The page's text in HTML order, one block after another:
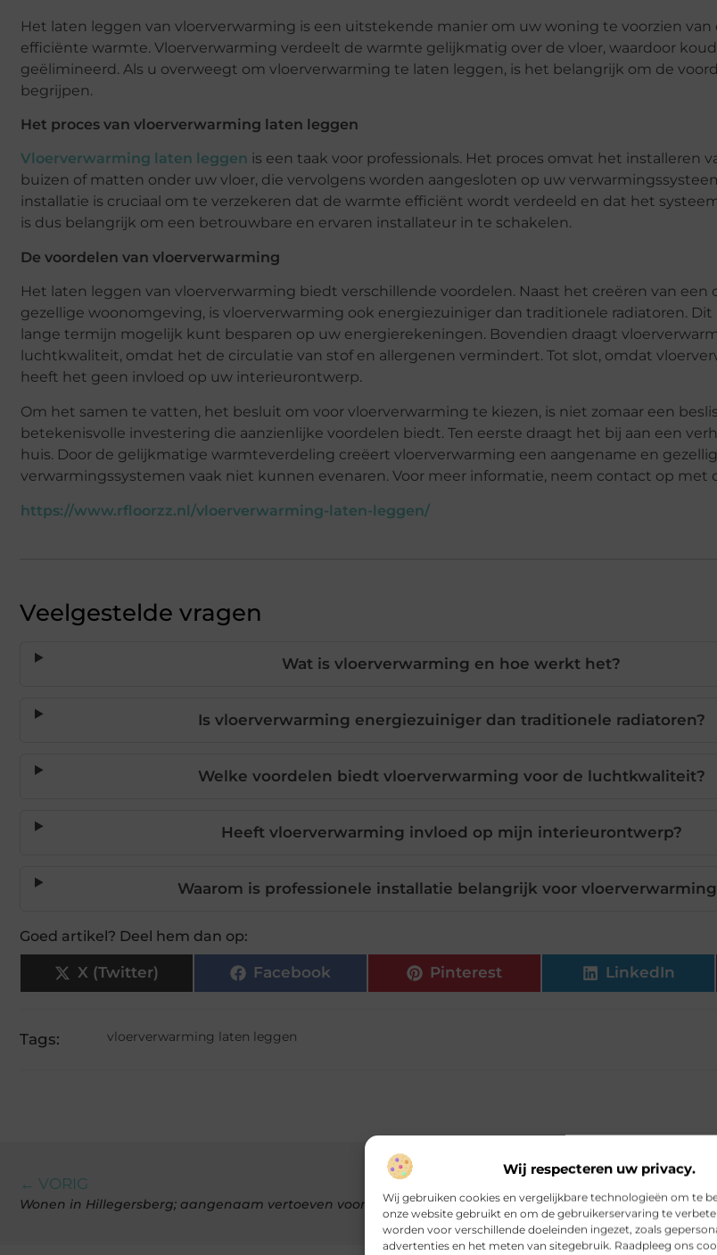
Wij respecteren uw privacy.
Wij gebruiken cookies en vergelijkbare technologieën om te
onze website gebruikt en om de gebruikerservaring te
worden voor verschillende doeleinden ingezet, zoals
advertenties en het meten van sitegebruik. Raadpleeg ons
Het laten leggen van vloerverwarming is een uitstekende manier om uw woning te voorzien van
efficiënte warmte. Vloerverwarming verdeelt de warmte gelijkmatig over de vloer, waardoor
geëlimineerd. Als u overweegt om vloerverwarming te laten leggen, is het belangrijk om de
begrijpen.
Het proces van vloerverwarming laten leggen
Vloerverwarming laten leggen is een taak voor professionals. Het proces omvat het installeren
buizen of matten onder uw vloer, die vervolgens worden aangesloten op uw
installatie is cruciaal om te verzekeren dat de warmte efficiënt wordt verdeeld en dat het
is dus belangrijk om een betrouwbare en ervaren installateur in te schakelen.
De voordelen van vloerverwarming
Het laten leggen van vloerverwarming biedt verschillende voordelen. Naast het creëren van een
gezellige woonomgeving, is vloerverwarming ook energiezuiniger dan traditionele radiatoren.
lange termijn mogelijk kunt besparen op uw energierekeningen. Bovendien draagt
luchtkwaliteit, omdat het de circulatie van stof en allergenen vermindert. Tot slot, omdat
heeft het geen invloed op uw interieurontwerp.
Om het samen te vatten, het besluit om voor vloerverwarming te kiezen, is niet zomaar een
betekenisvolle investering die aanzienlijke voordelen biedt. Ten eerste draagt het bij aan een
huis. Door de gelijkmatige warmteverdeling creëert vloerverwarming een aangename en
verwarmingssystemen vaak niet kunnen evenaren. Voor meer informatie, neem contact op met
https://www.rfloorzz.nl/vloerverwarming-laten-leggen/
Veelgestelde vragen
Wat is vloerverwarming en hoe werkt het?
Is vloerverwarming energiezuiniger dan traditionele radiatoren?
Welke voordelen biedt vloerverwarming voor de luchtkwaliteit?
Heeft vloerverwarming invloed op mijn interieurontwerp?
Waarom is professionele installatie belangrijk voor
Goed artikel? Deel hem dan op:
X (Twitter) Facebook Pinterest LinkedIn
Tags: vloerverwarming laten leggen
← VORIG
Wonen in Hillegersberg; aangenaam vertoeven voor jong en oud